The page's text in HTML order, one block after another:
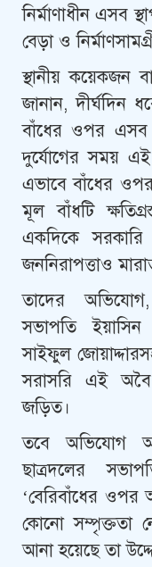
নির্মাণাধীন এসব
বেড়া ও
স্থানীয় কয়েকজন
জানান, দীর্ঘদিন
বাঁধের ওপর এসব
দুর্যোগের সময়
এভাবে বাঁধের
মূল বাঁধটি
একদিকে সরকারি
জননিরাপত্তাও
তাদের
সভাপতি
সাইফুল
সরাসরি এই
জড়িত।
তবে অভিযোগ
ছাত্রদলের
‘বেরিবাঁধের ওপর
কোনো সম্পৃক্ততা
আনা হয়েছে তা